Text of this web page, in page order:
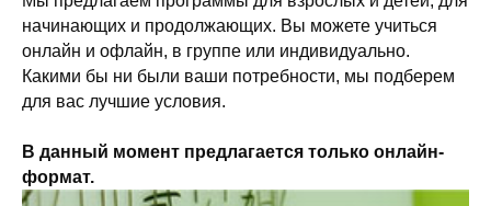
начинающих и продолжающих. Вы можете учиться
онлайн и офлайн, в группе или индивидуально.
Какими бы ни были ваши потребности, мы подберем
для вас лучшие условия.
В данный момент предлагается только онлайн-
формат.